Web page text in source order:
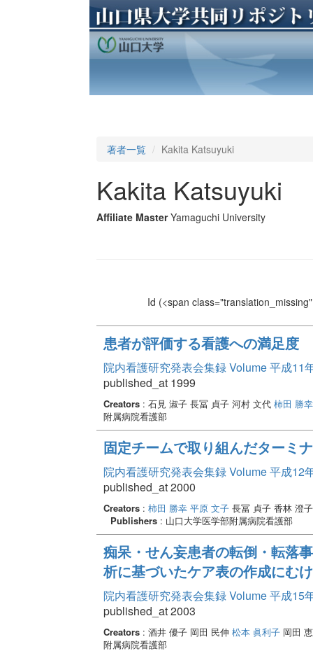
著者一覧 Kakita Katsuyuki
Kakita Katsuyuki
Affiliate Master Yamaguchi University
Id (<span
患者が評価する看護への満足度
院内看護研究発表会集録 Volume 平成11
published_at 1999
Creators: 石見 淑子 長冨 貞子 河村 文代 柿田 勝幸
附属病院看護部
固定チームで取り組んだターミ
院内看護研究発表会集録 Volume 平成12
published_at 2000
Creators: 柿田 勝幸 平原 文子長冨 貞子 香林 澄
Publishers: 山口大学医学部附属病院看護部
痴呆・せん妄患者の転倒・転落
析に基づいたケア表の作成にむ
院内看護研究発表会集録 Volume 平成15
published_at 2003
Creators: 酒井 優子 岡田 民伸 松本 眞利子岡田
附属病院看護部